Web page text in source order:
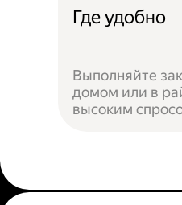
Где удобно
Выполняйте
домом или в
высоким